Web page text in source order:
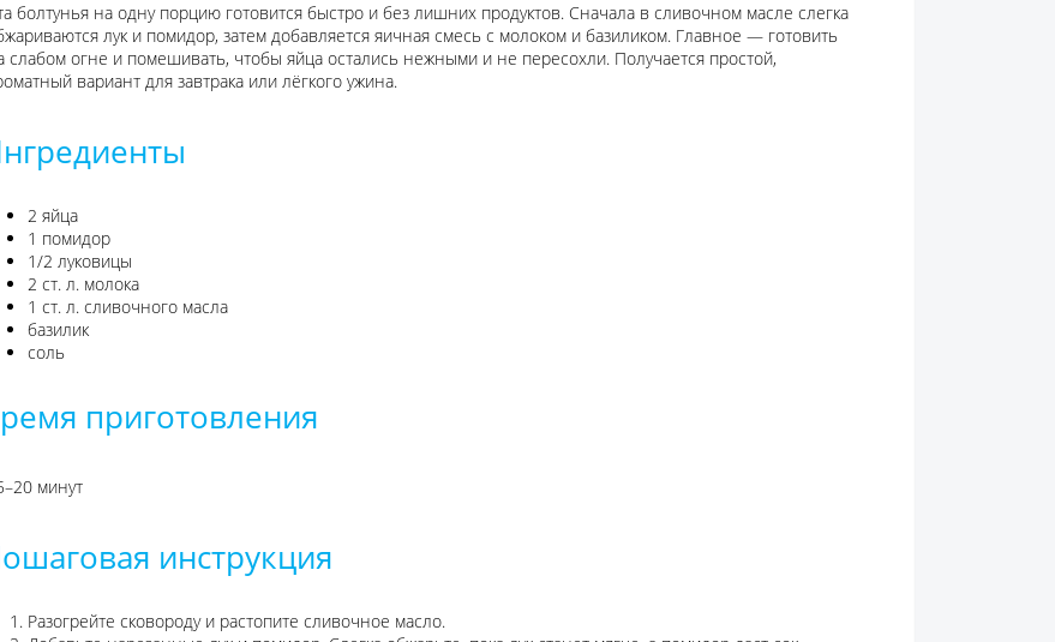
болтунья на одну порцию готовится быстро и без лишних продуктов. Сначала в сливочном масле слегка
лук и помидор, затем добавляется яичная смесь с молоком и базиликом. Главное — готовить
слабом огне и помешивать, чтобы яйца остались нежными и не пересохли. Получается простой,
вариант для завтрака или лёгкого ужина.
2 яйца
1 помидор
1/2 луковицы
2 ст. л. молока
1 ст. л. сливочного масла
базилик
соль
приготовления
минут
инструкция
Разогрейте сковороду и растопите сливочное масло.